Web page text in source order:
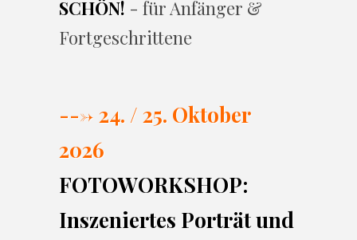
SCHÖN! - für Anfänger &
Fortgeschrittene
---> 24. / 25. Oktober
2026
FOTOWORKSHOP:
Inszeniertes Porträt und